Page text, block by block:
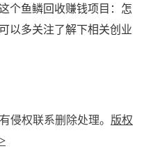
个鱼鳞回收赚钱项目：怎
以多关注了解下相关创业
侵权联系删除处理。 版权